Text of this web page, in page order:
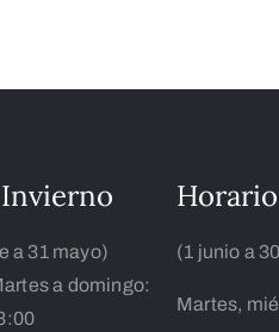
a 31 mayo)
a domingo:
(1 junio a
Martes,